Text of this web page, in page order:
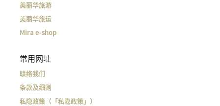
美丽华旅游
美丽华旅运
Mira e-shop
常用网址
联络我们
条款及细则
私隐政策（「私隐政策」）